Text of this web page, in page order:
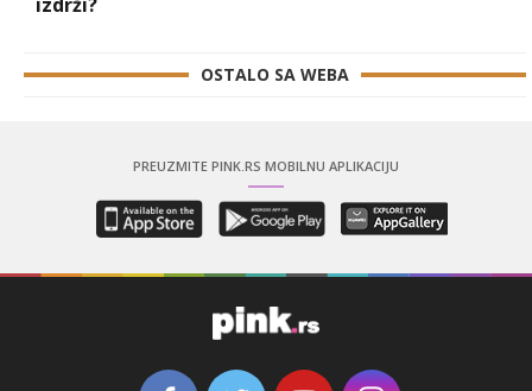
OSTALO SA WEBA
PREUZMITE PINK.RS MOBILNU APLIKACIJU